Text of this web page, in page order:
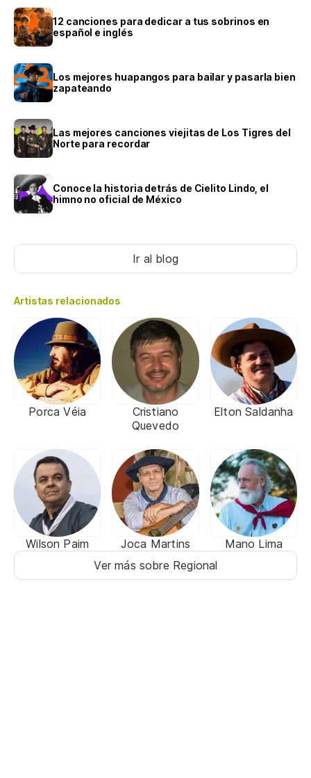
12 canciones para dedicar a tus sobrinos en
español e inglés
Los mejores huapangos para bailar y pasarla bien
zapateando
Las mejores canciones viejitas de Los Tigres del
Norte para recordar
Conoce la historia detrás de Cielito Lindo, el
himno no oficial de México
Ir al blog
Artistas relacionados
Porca Véia
Cristiano
Quevedo
Elton Saldanha
Wilson Paim Joca Martins
Mano Lima
Ver más sobre Regional